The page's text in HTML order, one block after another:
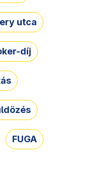
utca
díj
FUGA